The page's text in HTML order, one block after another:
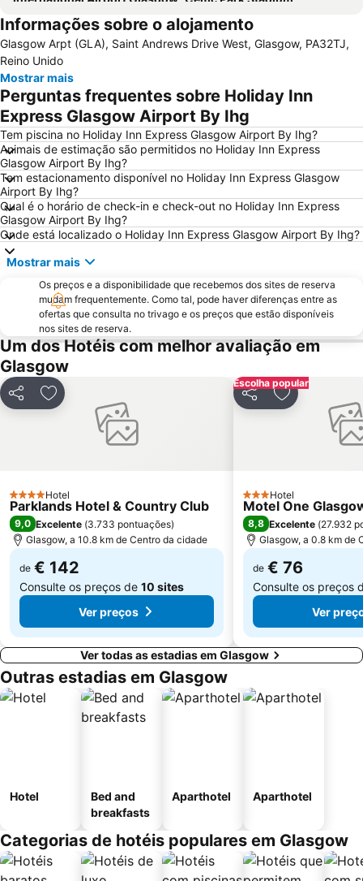
Glasgow Prestwick Airport
Victoria Park
Hampden Park
Scottish Exhibition and Conference Centre
Buchanan bus station
Ibrox Stadium
Shawlands
Queen's Park
Buchanan Street
Apple Store
Princes Square
Citizen's Theatre
Blair Drummond Safari and Adventure Park
Informações sobre o alojamento
Glasgow Arpt (GLA), Saint Andrews Drive West, Glasgow, PA32TJ,
Reino Unido
Mostrar mais
Perguntas frequentes sobre Holiday Inn
Express Glasgow Airport By Ihg
Tem piscina no Holiday Inn Express Glasgow Airport By Ihg?
Animais de estimação são permitidos no Holiday Inn Express
Glasgow Airport By Ihg?
Tem estacionamento disponível no Holiday Inn Express Glasgow
Airport By Ihg?
Qual é o horário de check-in e check-out no Holiday Inn Express
Glasgow Airport By Ihg?
Onde está localizado o Holiday Inn Express Glasgow Airport By Ihg?
Mostrar mais
Os preços e a disponibilidade que recebemos dos sites de reserva
mudam frequentemente. Como tal, pode haver diferenças entre as
ofertas que consulta no trivago e os preços que estão disponíveis
nos sites de reserva.
Um dos Hotéis com melhor avaliação em
Glasgow
PartilharAdicionar aos favoritos
4 Estrelas
Hotel
Parklands Hotel & Country Club
9,0 Excelente (3.733 pontuações)
Glasgow, a 10.8 km de Centro da cidade
de € 142
Consulte os preços de 10 sites
Ver preços
Escolha popular
PartilharAdicionar
3 Estrelas
Hotel
Motel One
8,8 Excelente (27.932
Glasgow, a 0.8 km de
de € 76
Consulte os preços
Ver
Ver todas as estadias em Glasgow
Outras estadias em Glasgow
Hotel
Bed and
breakfasts
Aparthotel Aparthotel
Categorias de hotéis populares em Glasgow